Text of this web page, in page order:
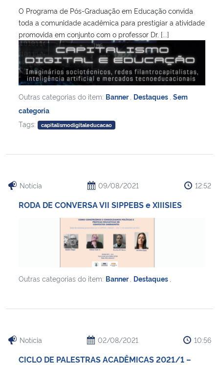
O Programa de Pós-Graduação em Educação convida
toda a comunidade acadêmica para prestigiar a atividade
promovida em conjunto com o professor Dr. [...]
Outras categorias do item: Banner Destaques Sem
categoria
Tags:
capitalismodigitaleducacao
Notícia 09/08/2021 12:52
RODA DE CONVERSA VII SIPPEBS e XIIISIES
Outras categorias do item: Banner Destaques
Notícia 02/08/2021 10:56
CICLO DE PALESTRAS ACADÊMICAS 2021/1 –